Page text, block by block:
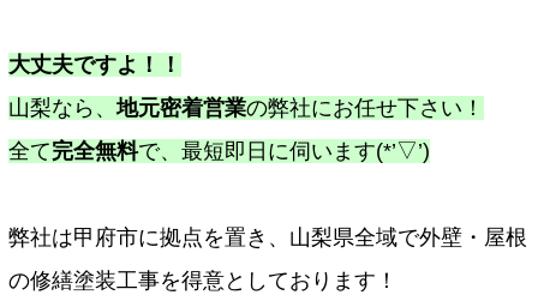
大丈夫ですよ！！
山梨なら、地元密着営業の弊社にお任せ下さい！
全て完全無料で、最短即日に伺います(*’▽’)
弊社は甲府市に拠点を置き、山梨県全域で外壁・屋根
の修繕塗装工事を得意としております！